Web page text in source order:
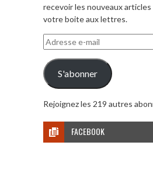
recevoir les nouveaux
votre boite aux lettres.
Adresse
e-
mail
S'abonner
Rejoignez les 219 autres
FACEBOOK